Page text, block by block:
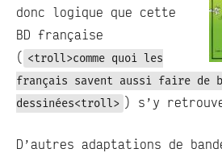
donc logique que cette
BD française
( <troll>comme quoi les
français savent aussi faire de
dessinées<troll> ) s’y
D’autres adaptations de